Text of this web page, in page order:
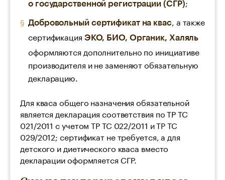
о государственной регистрации (СГР)
Добровольный сертификат на квас, а также
сертификация ЭКО, БИО, Органик, Халяль
оформляются дополнительно по инициативе
производителя и не заменяют обязательную
декларацию.
Для кваса общего назначения обязательной
является декларация соответствия по ТР ТС
021/2011 с учетом ТР ТС 022/2011 и ТР ТС
029/2012; сертификат не требуется, а для
детского и диетического кваса вместо
декларации оформляется СГР.